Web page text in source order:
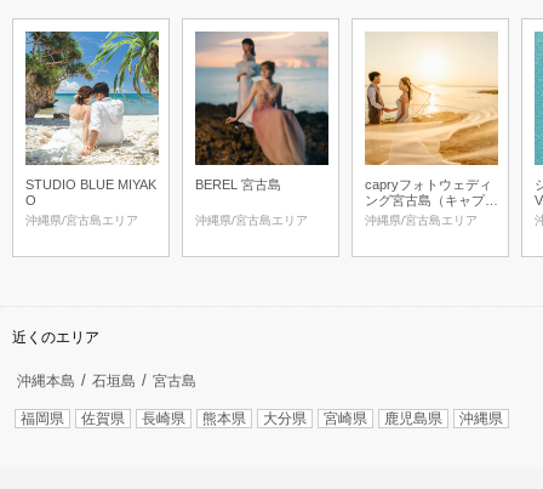
STUDIO BLUE MIYAK
O
沖縄県/宮古島エリア
BEREL 宮古島
沖縄県/宮古島エリア
capryフォトウェディ
ング宮古島（キャプリ
ィフォトウェディング
沖縄県/宮古島エリア
近くのエリア
沖縄本島 石垣島 宮古島
福岡県 佐賀県 長崎県 熊本県 大分県 宮崎県 鹿児島県 沖縄県